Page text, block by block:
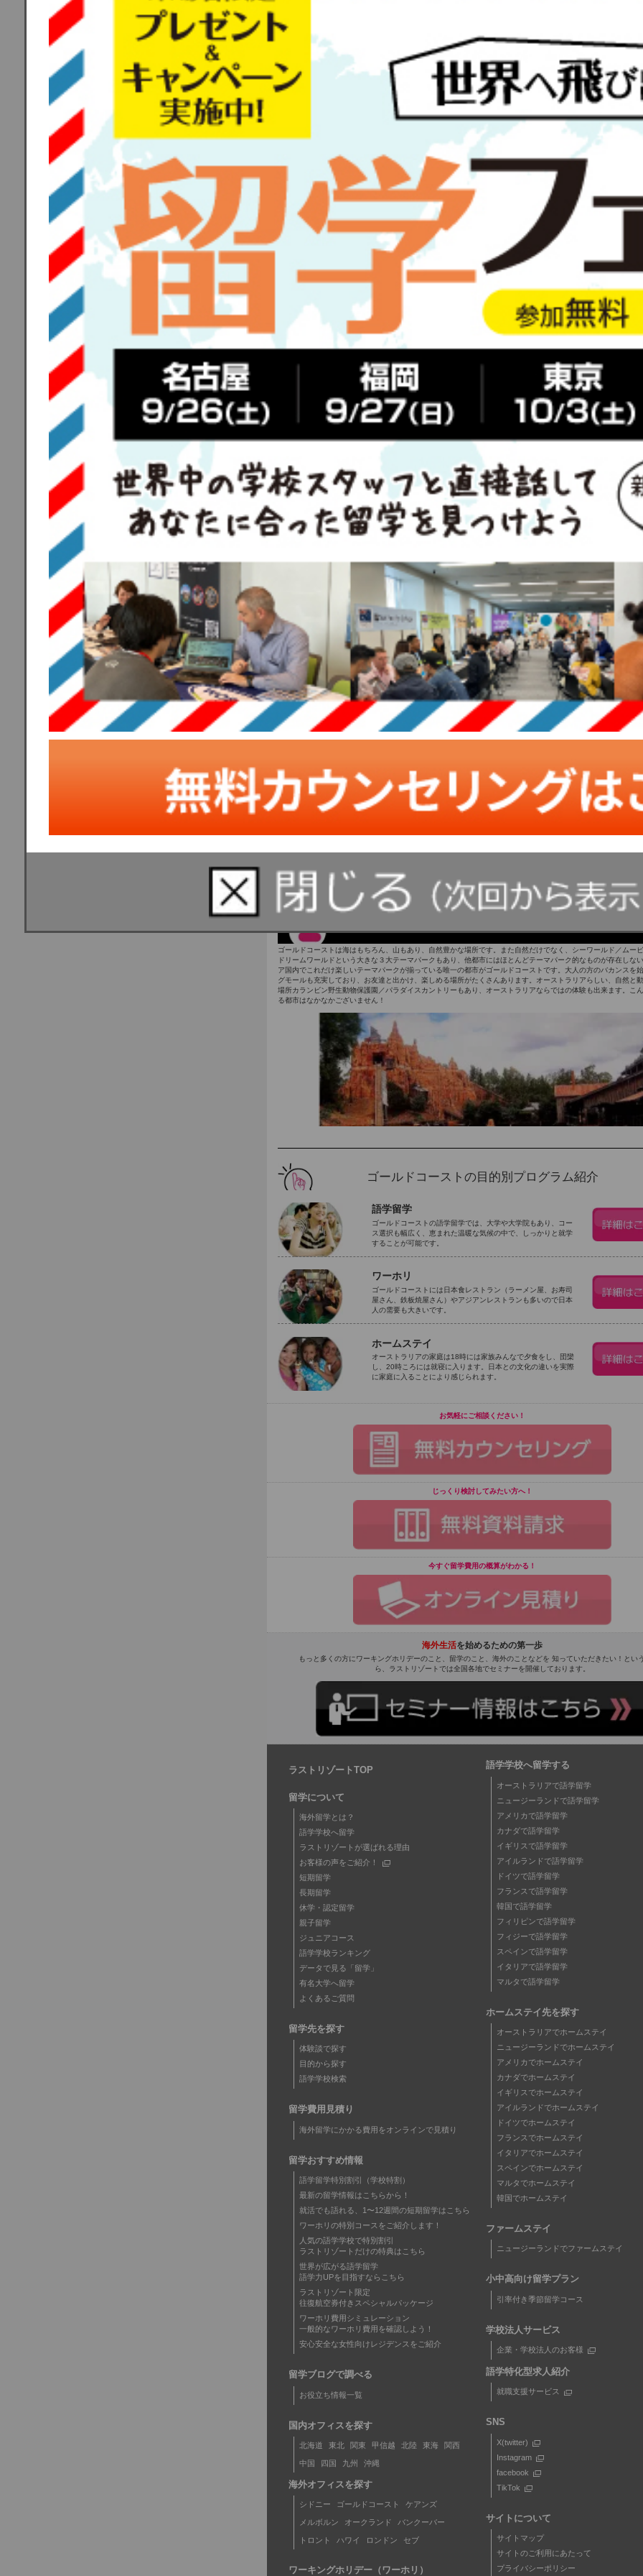
ゴールドコーストの国別情報。
ゴールドコースト留学/都市情報
ゴールドコーストはオーストラリア最大の観光、リゾート地です。ゴールドコーストの中心地は、“サ
ラダイス”と名がつくほど、大変多くのサーフスポットがあります。ゴールドコーストの街はビーチに
ルやホテル、コンドミニアムが建ち、ショッピングモールなども充実しており生活に不便はありません
スーパーも多く点在しており、日本人には住みやすい街となっております。また内陸には世界遺産に
いるスプリングブルック国立公園があります。
オーストラリア詳細情報 ＞＞
ゴールドコーストの気候
ゴールドコーストは海はもちろん、山もあり、自然豊かな場所です。また自然だけでなく、シーワールド／ムー
ドリームワールドという大きな３大テーマパークもあり、他都市にはほとんどテーマパーク的なものが存在しな
ア国内でこれだけ楽しいテーマパークが揃っている唯一の都市がゴールドコーストです。大人の方のバカンスを
グモールも充実しており、お友達と出かけ、楽しめる場所がたくさんあります。オーストラリアらしい、自然と
場所カランビン野生動物保護園／パラダイスカントリーもあり、オーストラリアならではの体験も出来ます。こ
る都市はなかなかございません！
ゴールドコーストの目的別プログラム紹介
語学留学
ゴールドコーストの語学留学では、大学や大学院もあり、コー
ス選択も幅広く、恵まれた温暖な気候の中で、しっかりと就学
することが可能です。
ワーホリ
ゴールドコーストには日本食レストラン（ラーメン屋、お寿司
屋さん、鉄板焼屋さん）やアジアンレストランも多いので日本
人の需要も大きいです。
ホームステイ
オーストラリアの家庭は18時には家族みんなで夕食をし、団欒
し、20時ころには就寝に入ります。日本との文化の違いを実際
に家庭に入ることにより感じられます。
お気軽にご相談ください！
じっくり検討してみたい方へ！
今すぐ留学費用の概算がわかる！
海外生活を始めるための第一歩
もっと多くの方にワーキングホリデーのこと、留学のこと、海外のことなどを 知っていただきたい！とい
ら、ラストリゾートでは全国各地でセミナーを開催しております。
ラストリゾートTOP
留学について
海外留学とは？
語学学校へ留学
ラストリゾートが選ばれる理由
お客様の声をご紹介！
短期留学
長期留学
休学・認定留学
親子留学
ジュニアコース
語学学校ランキング
データで見る「留学」
有名大学へ留学
よくあるご質問
留学先を探す
体験談で探す
目的から探す
語学学校検索
留学費用見積り
海外留学にかかる費用をオンラインで見積り
留学おすすめ情報
語学留学特別割引（学校特割）
最新の留学情報はこちらから！
就活でも語れる、1〜12週間の短期留学はこちら
ワーホリの特別コースをご紹介します！
人気の語学学校で特別割引
ラストリゾートだけの特典はこちら
世界が広がる語学留学
語学力UPを目指すならこちら
ラストリゾート限定
往復航空券付きスペシャルパッケージ
ワーホリ費用シミュレーション
一般的なワーホリ費用を確認しよう！
安心安全な女性向けレジデンスをご紹介
留学ブログで調べる
お役立ち情報一覧
国内オフィスを探す
北海道 東北 関東 甲信越 北陸 東海 関西
中国 四国 九州 沖縄
海外オフィスを探す
シドニー ゴールドコースト ケアンズ
メルボルン オークランド バンクーバー
トロント ハワイ ロンドン セブ
ワーキングホリデー（ワーホリ）
語学学校へ留学する
オーストラリアで語学留学
ニュージーランドで語学留学
アメリカで語学留学
カナダで語学留学
イギリスで語学留学
アイルランドで語学留学
ドイツで語学留学
フランスで語学留学
韓国で語学留学
フィリピンで語学留学
フィジーで語学留学
スペインで語学留学
イタリアで語学留学
マルタで語学留学
ホームステイ先を探す
オーストラリアでホームステイ
ニュージーランドでホームステイ
アメリカでホームステイ
カナダでホームステイ
イギリスでホームステイ
アイルランドでホームステイ
ドイツでホームステイ
フランスでホームステイ
イタリアでホームステイ
スペインでホームステイ
マルタでホームステイ
韓国でホームステイ
ファームステイ
ニュージーランドでファームステイ
小中高向け留学プラン
引率付き季節留学コース
学校法人サービス
企業・学校法人のお客様
語学特化型求人紹介
就職支援サービス
SNS
X(twitter)
Instagram
facebook
TikTok
サイトについて
サイトマップ
サイトのご利用にあたって
プライバシーポリシー